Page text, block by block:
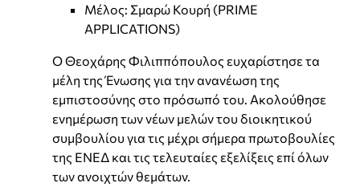
Μέλος: Σμαρώ Κουρή (PRIME
APPLICATIONS)
Ο Θεοχάρης Φιλιππόπουλος ευχαρίστησε τα
μέλη της Ένωσης για την ανανέωση της
εμπιστοσύνης στο πρόσωπό του. Ακολούθησε
ενημέρωση των νέων μελών του διοικητικού
συμβουλίου για τις μέχρι σήμερα πρωτοβουλίες
της ΕΝΕΔ και τις τελευταίες εξελίξεις επί όλων
των ανοιχτών θεμάτων.